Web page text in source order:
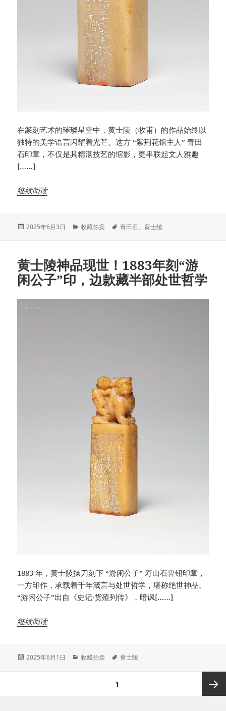
在篆刻艺术的璀璨星空中，黄士陵（牧甫）的作品始终以
独特的美学语言闪耀着光芒。这方 “紫荆花馆主人” 青田
石印章，不仅是其精湛技艺的缩影，更串联起文人雅趣
[……]
继续阅读
发
2025年6月3日
分
收藏拍卖
标
青田石、黄士陵
黄士陵神品现世！1883年刻“游
闲公子”印，边款藏半部处世哲学
1883 年，黄士陵操刀刻下 “游闲公子” 寿山石兽钮印章，
一方印作，承载着千年箴言与处世哲学，堪称绝世神品。​
“游闲公子”出自《史记·货殖列传》，暗讽[……]
继续阅读
发
2025年6月1日
分
收藏拍卖
标
黄士陵
1